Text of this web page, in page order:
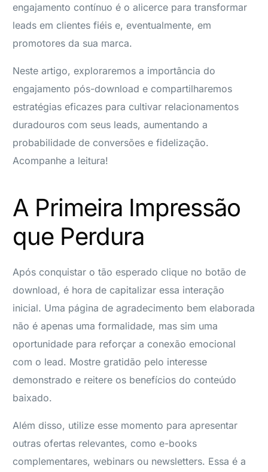
engajamento contínuo é o alicerce para transformar
leads em clientes fiéis e, eventualmente, em
promotores da sua marca.
Neste artigo, exploraremos a importância do
engajamento pós-download e compartilharemos
estratégias eficazes para cultivar relacionamentos
duradouros com seus leads, aumentando a
probabilidade de conversões e fidelização.
Acompanhe a leitura!
A Primeira Impressão
que Perdura
Após conquistar o tão esperado clique no botão de
download, é hora de capitalizar essa interação
inicial. Uma página de agradecimento bem elaborada
não é apenas uma formalidade, mas sim uma
oportunidade para reforçar a conexão emocional
com o lead. Mostre gratidão pelo interesse
demonstrado e reitere os benefícios do conteúdo
baixado.
Além disso, utilize esse momento para apresentar
outras ofertas relevantes, como e-books
complementares, webinars ou newsletters. Essa é a